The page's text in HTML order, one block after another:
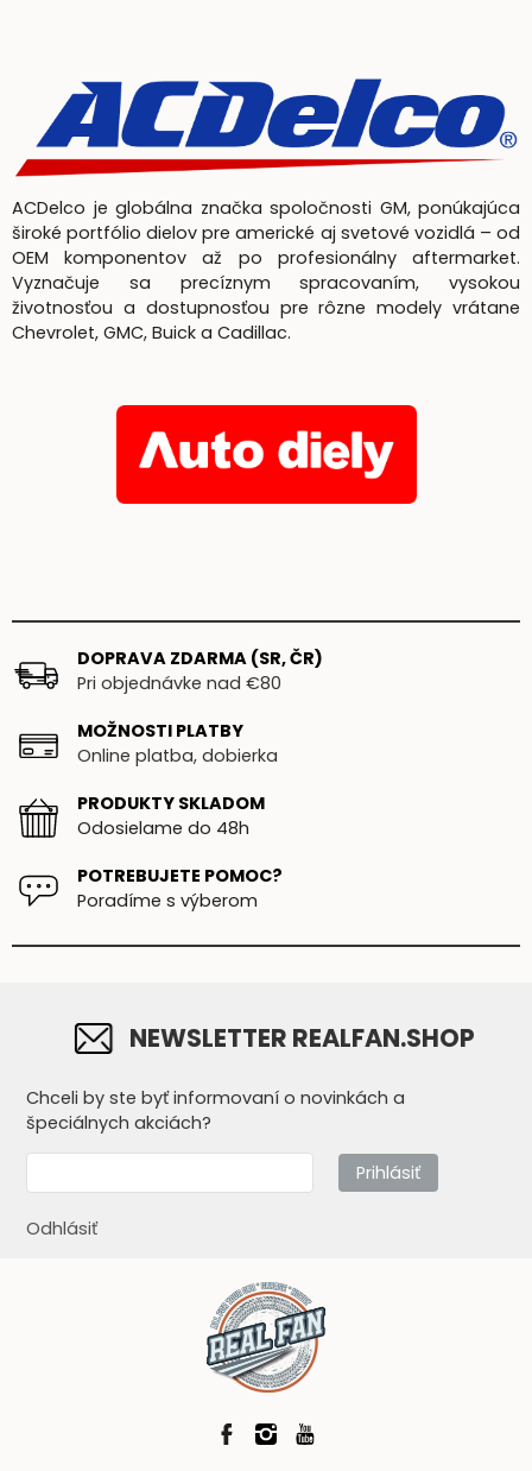
ACDelco je globálna značka spoločnosti GM, ponúkajúca
široké portfólio dielov pre americké aj svetové vozidlá – od
OEM komponentov až po profesionálny aftermarket.
Vyznačuje sa precíznym spracovaním, vysokou
životnosťou a dostupnosťou pre rôzne modely vrátane
Chevrolet, GMC, Buick a Cadillac.
DOPRAVA ZDARMA (SR, ČR)
Pri objednávke nad €80
MOŽNOSTI PLATBY
Online platba, dobierka
PRODUKTY SKLADOM
Odosielame do 48h
POTREBUJETE POMOC?
Poradíme s výberom
NEWSLETTER REALFAN.SHOP
Chceli by ste byť informovaní o novinkách a
špeciálnych akciách?
Prihlásiť
Odhlásiť